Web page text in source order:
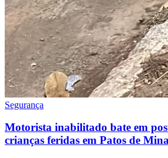
Segurança
Motorista inabilitado bate em
crianças feridas em Patos de